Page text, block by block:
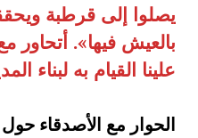
يصلوا إلى قرطبة
بالعيش فيها».
علينا القيام به لبناء
الحوار مع الأصدقاء حول